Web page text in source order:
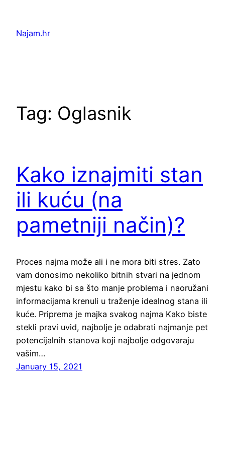
content
Najam.hr
Tag: Oglasnik
Kako iznajmiti stan
ili kuću (na
pametniji način)?
Proces najma može ali i ne mora biti stres. Zato
vam donosimo nekoliko bitnih stvari na jednom
mjestu kako bi sa što manje problema i naoružani
informacijama krenuli u traženje idealnog stana ili
kuće. Priprema je majka svakog najma Kako biste
stekli pravi uvid, najbolje je odabrati najmanje pet
potencijalnih stanova koji najbolje odgovaraju
vašim…
January 15, 2021